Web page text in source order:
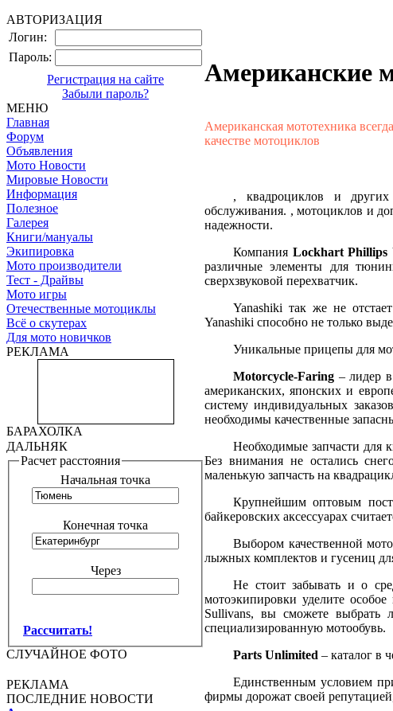
АВТОРИЗАЦИЯ
Логин:
Пароль:
Регистрация на сайте
Забыли пароль?
МЕНЮ
Главная
Форум
Объявления
Мото Новости
Мировые Новости
Информация
Полезное
Галерея
Книги/мануалы
Экипировка
Мото производители
Тест - Драйвы
Мото игры
Отечественные мотоциклы
Всё о скутерах
Для мото новичков
РЕКЛАМА
БАРАХОЛКА
ДАЛЬНЯК
Расчет расстояния
Начальная точка
Конечная точка
Через
Рассчитать!
СЛУЧАЙНОЕ ФОТО
РЕКЛАМА
ПОСЛЕДНИЕ НОВОСТИ
Американские
Американская мототехника
качестве мотоциклов
, квадроциклов и
обслуживания. , мотоциклов и
надежности.
Компания Lockhart Phillips
различные элементы для
сверхзвуковой перехватчик.
Yanashiki так же не
Yanashiki способно не только
Уникальные прицепы для
Motorcycle-Faring – лидер
американских, японских и
систему индивидуальных
необходимы качественные
Необходимые запчасти для
Без внимания не остались
маленькую запчасть на
Крупнейшим оптовым
байкеровских аксессуарах
Выбором качественной
лыжных комплектов и гусениц
Не стоит забывать и о
мотоэкипировки уделите
Sullivans, вы сможете выбрать
специализированную мотообувь.
Parts Unlimited – каталог в
Единственным условием
фирмы дорожат своей